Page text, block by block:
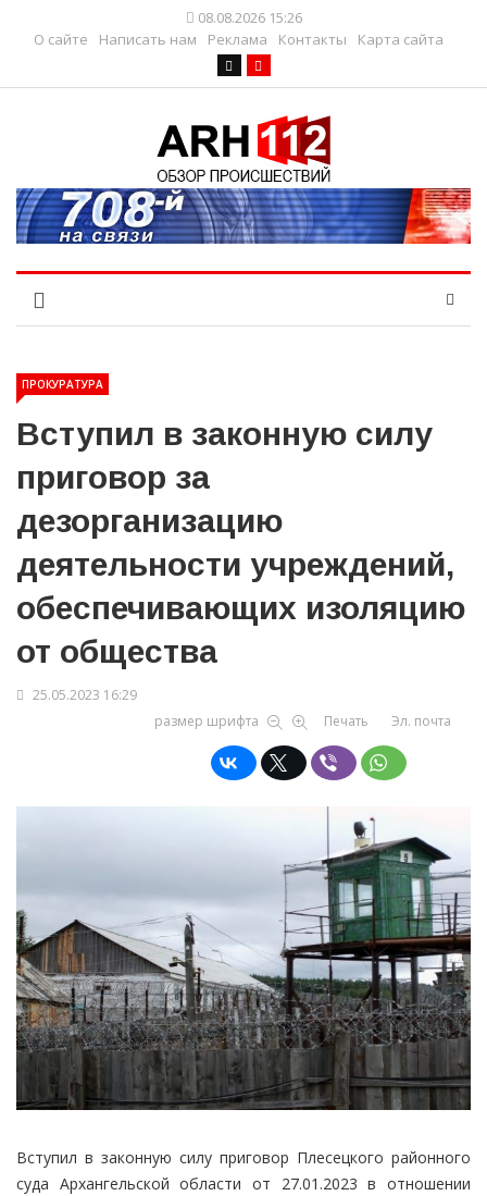
08.08.2026 15:26
О сайте
Написать нам Реклама Контакты Карта сайта
ПРОКУРАТУРА
Вступил в законную силу
приговор за
дезорганизацию
деятельности учреждений,
обеспечивающих изоляцию
от общества
25.05.2023 16:29
размер шрифта
Печать Эл. почта
Вступил в законную силу приговор Плесецкого районного
суда Архангельской области от 27.01.2023 в отношении